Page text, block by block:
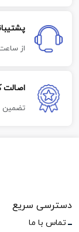
از ساعت 9 تا
اصالت
تضمین
دسترسی سریع
تماس با ما